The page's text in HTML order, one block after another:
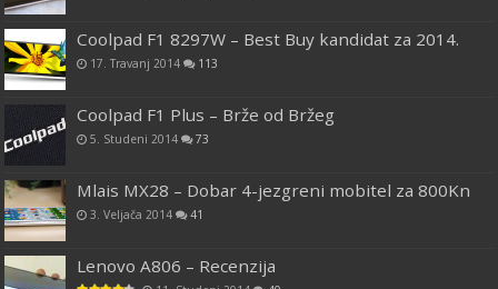
Coolpad F1 8297W – Best Buy kandidat za 2014.
17. Travanj 2014 113
Coolpad F1 Plus – Brže od Bržeg
5. Studeni 2014 73
Mlais MX28 – Dobar 4-jezgreni mobitel za 800Kn
3. Veljača 2014 41
Lenovo A806 – Recenzija